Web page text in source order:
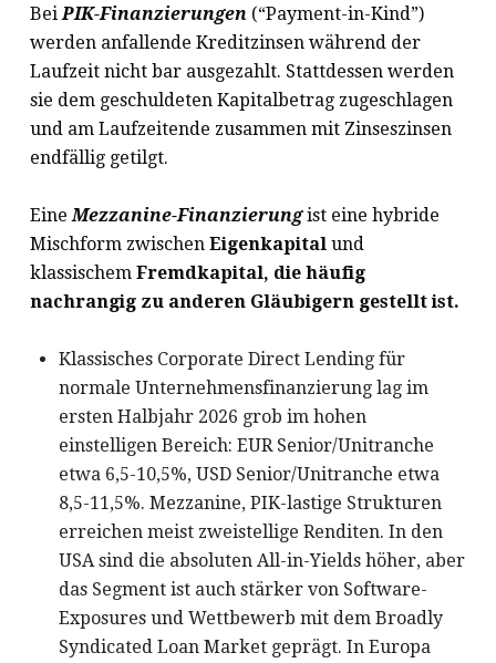
BeiPIK-Finanzierungen(“Payment-in-Kind”)
werden anfallende Kreditzinsen während der
Laufzeit nicht bar ausgezahlt. Stattdessen werden
sie dem geschuldeten Kapitalbetrag zugeschlagen
und am Laufzeitende zusammen mit Zinseszinsen
endfällig getilgt.
EineMezzanine-Finanzierungist eine hybride
Mischform zwischen Eigenkapitalund
klassischem Fremdkapital, die häufig
nachrangig zu anderen Gläubigern gestellt ist.
Klassisches Corporate Direct Lending für
normale Unternehmensfinanzierung lag im
ersten Halbjahr 2026 grob im hohen
einstelligen Bereich: EUR Senior/Unitranche
etwa 6,5-10,5%, USD Senior/Unitranche etwa
8,5-11,5%. Mezzanine, PIK-lastige Strukturen
erreichen meist zweistellige Renditen. In den
USA sind die absoluten All-in-Yields höher, aber
das Segment ist auch stärker von Software-
Exposures und Wettbewerb mit dem Broadly
Syndicated Loan Market geprägt. In Europa